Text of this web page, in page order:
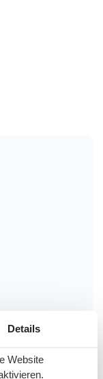
3
Details
Website